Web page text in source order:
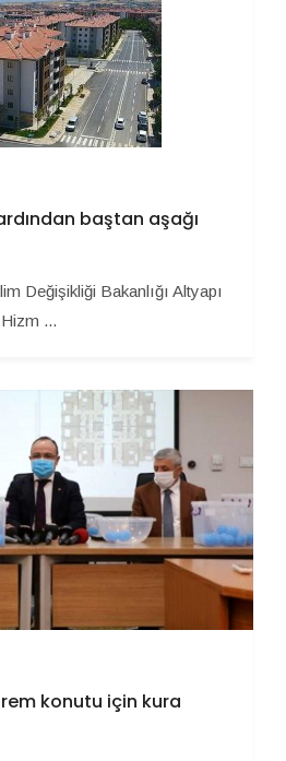
baştan aşağı
Değişikliği Bakanlığı Altyapı
...
konutu için kura